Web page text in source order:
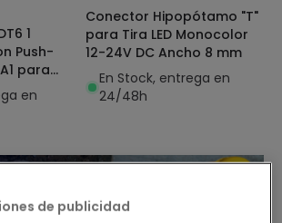
1
Push-
para
en
Conector Hipopótamo "T"
para Tira LED Monocolor
12-24V DC Ancho 8 mm
En Stock, entrega en
24/48h
de publicidad